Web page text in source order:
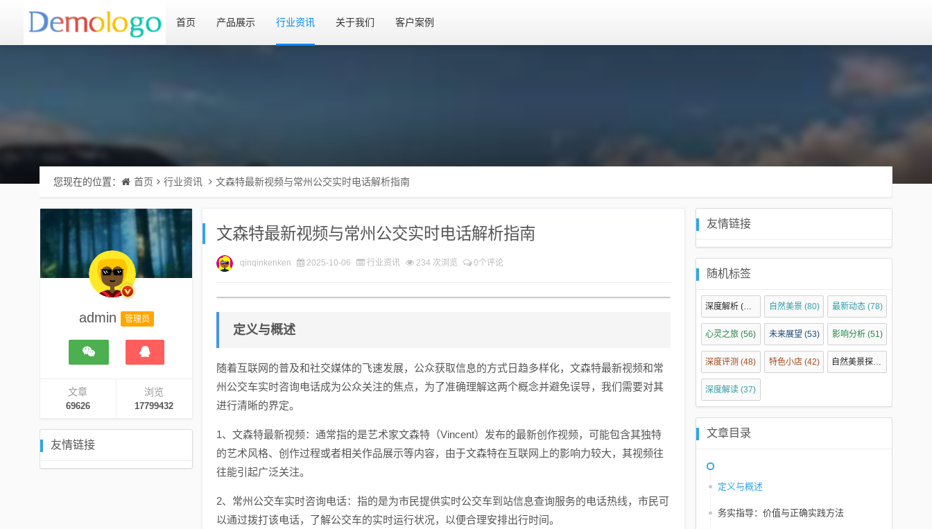
首页 产品展示 行业资讯 关于我们 客户案例
您现在的位置： 首页 行业资讯 文森特最新视频与常州公交实时电话解析指南
admin 管理员
文章
69626
浏览
17799432
友情链接
文森特最新视频与常州公交实时电话解析指南
qinqinkenken 2025-10-06 行业资讯 234 次浏览 0个评论
定义与概述
随着互联网的普及和社交媒体的飞速发展，公众获取信息的方式日趋多样化，文森特最新视频和常
州公交车实时咨询电话成为公众关注的焦点，为了准确理解这两个概念并避免误导，我们需要对其
进行清晰的界定。
1、文森特最新视频：通常指的是艺术家文森特（Vincent）发布的最新创作视频，可能包含其独特
的艺术风格、创作过程或者相关作品展示等内容，由于文森特在互联网上的影响力较大，其视频往
往能引起广泛关注。
2、常州公交车实时咨询电话：指的是为市民提供实时公交车到站信息查询服务的电话热线，市民可
以通过拨打该电话，了解公交车的实时运行状况，以便合理安排出行时间。
友情链接
随机标签
深度解析(134) 自然美景(80) 最新动态(78)
心灵之旅 (56) 未来展望 (53) 影响分析(51)
深度评测 (48) 特色小店(42) 自然美景探索
深度解读 (37)
文章目录
定义与概述
务实指导：价值与正确实践方法